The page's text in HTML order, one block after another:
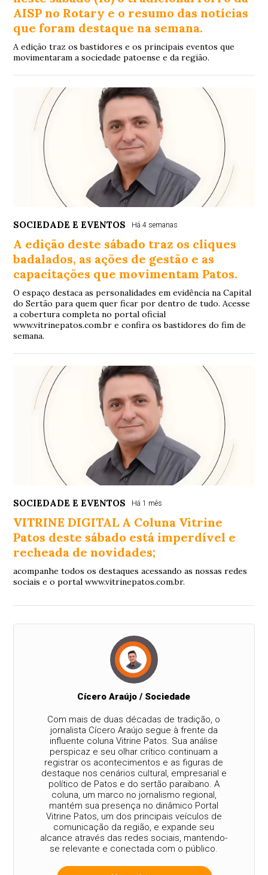
AISP no Rotary e o resumo das notícias
que foram destaque na semana.
A edição traz os bastidores e os principais eventos que
movimentaram a sociedade patoense e da região.
SOCIEDADE E EVENTOS Há 4 semanas
A edição deste sábado traz os cliques
badalados, as ações de gestão e as
capacitações que movimentam Patos.
O espaço destaca as personalidades em evidência na Capital
do Sertão para quem quer ficar por dentro de tudo. Acesse
a cobertura completa no portal oficial
www.vitrinepatos.com.br e confira os bastidores do fim de
semana.
SOCIEDADE E EVENTOS Há 1 mês
VITRINE DIGITAL A Coluna Vitrine
Patos deste sábado está imperdível e
recheada de novidades;
acompanhe todos os destaques acessando as nossas redes
sociais e o portal www.vitrinepatos.com.br.
Cícero Araújo / Sociedade
Com mais de duas décadas de tradição, o
jornalista Cícero Araújo segue à frente da
influente coluna Vitrine Patos. Sua análise
perspicaz e seu olhar crítico continuam a
registrar os acontecimentos e as figuras de
destaque nos cenários cultural, empresarial e
político de Patos e do sertão paraibano. A
coluna, um marco no jornalismo regional,
mantém sua presença no dinâmico Portal
Vitrine Patos, um dos principais veículos de
comunicação da região, e expande seu
alcance através das redes sociais, mantendo-
se relevante e conectada com o público.